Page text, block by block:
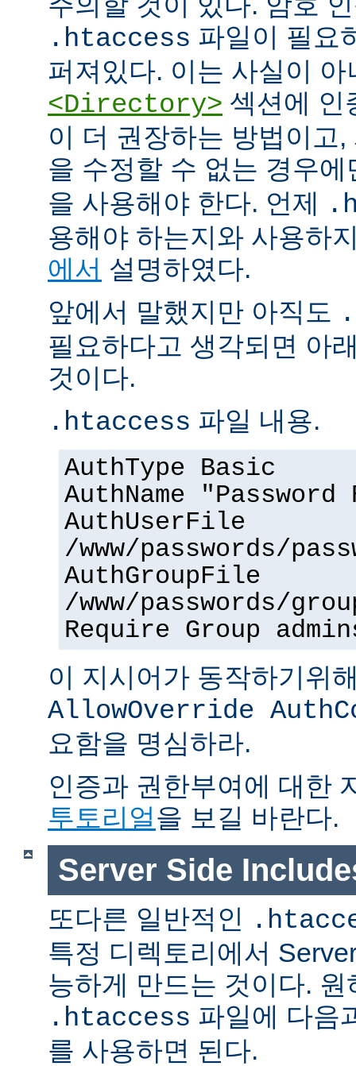
.htaccess 파일이 필요
퍼져있다. 이는 사실이
<Directory> 섹션에 인
이 더 권장하는 방법이고
을 수정할 수 없는 경우
을 사용해야 한다. 언제
용해야 하는지와 사용하
에서 설명하였다.
앞에서 말했지만 아직도
필요하다고 생각되면 아
것이다.
.htaccess 파일 내용.
AuthType Basic
AuthName
AuthUserFile
/www/passwords/
AuthGroupFile
/www/passwords/
Require Group
이 지시어가 동작하기위
AllowOverride
요함을 명심하라.
인증과 권한부여에 대한
투토리얼을 보길 바란다.
Server Side
또다른 일반적인
특정 디렉토리에서
능하게 만드는 것이다.
.htaccess 파일에 다음
를 사용하면 된다.